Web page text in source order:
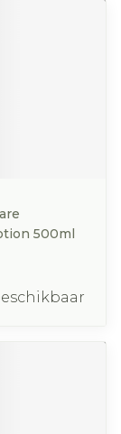
500ml